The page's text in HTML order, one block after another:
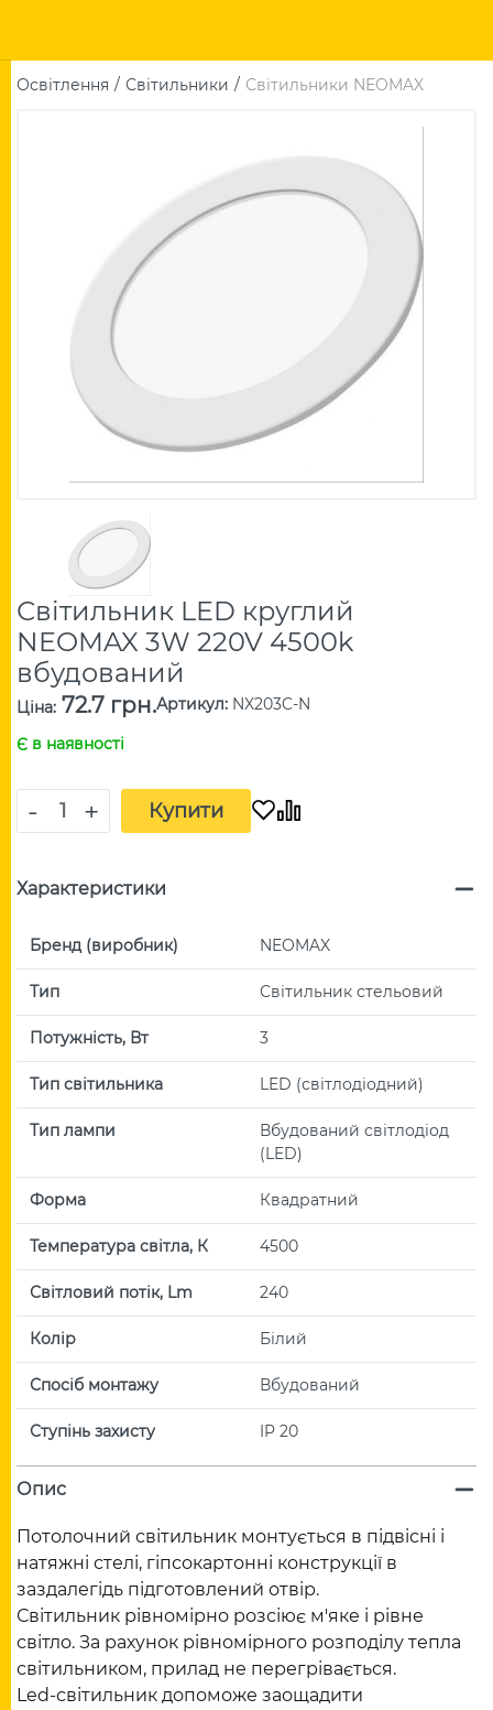
Освітлення Світильники Світильники NEOMAX
Світильник LED круглий
NEOMAX 3W 220V 4500k
вбудований
Ціна: 72.7 грн.Артикул: NX203C-N
Є в наявності
- + Купити
Характеристики
Бренд (виробник) NEOMAX
Тип Світильник стельовий
Потужність, Вт 3
Тип світильника LED (світлодіодний)
Тип лампи
Вбудований світлодіод
(LED)
Форма Квадратний
Температура світла, К 4500
Світловий потік, Lm 240
Колір Білий
Спосіб монтажу Вбудований
Ступінь захисту IP 20
Опис
Потолочний світильник монтується в підвісні і
натяжні стелі, гіпсокартонні конструкції в
заздалегідь підготовлений отвір.
Світильник рівномірно розсіює м'яке і рівне
світло. За рахунок рівномірного розподілу тепла
світильником, прилад не перегрівається.
Led-світильник допоможе заощадити